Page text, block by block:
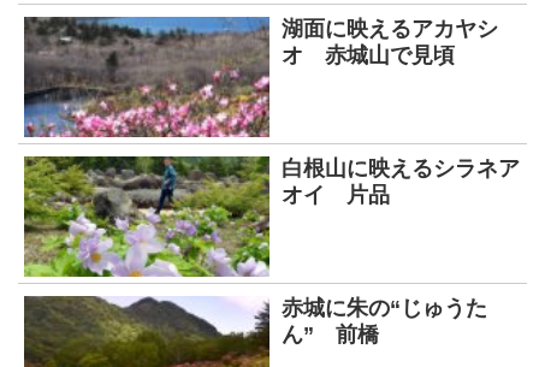
湖面に映えるアカヤシ
オ 赤城山で見頃
白根山に映えるシラネア
オイ 片品
赤城に朱の“じゅうた
ん” 前橋